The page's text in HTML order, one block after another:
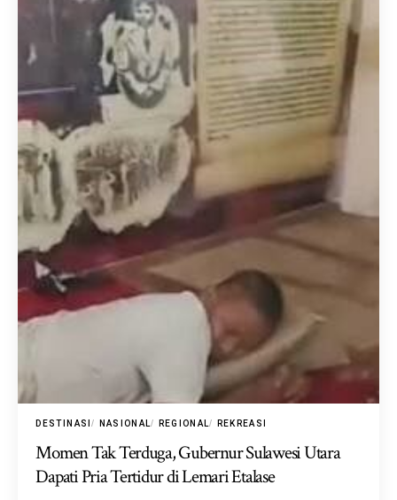
DESTINASI NASIONAL REGIONAL REKREASI
Momen Tak Terduga, Gubernur Sulawesi Utara
Dapati Pria Tertidur di Lemari Etalase